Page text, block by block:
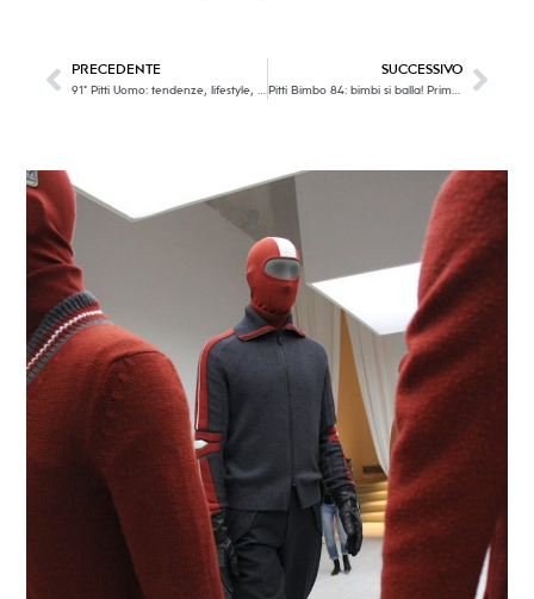
PRECEDENTE SUCCESSIVO
Pitti Bimbo 84: bimbi si balla! Prima parte